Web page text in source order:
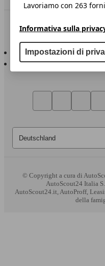
AutoScout24 per iOS
AutoScout24 per Android
© Copyright a cura di
AutoScout24 Italia
AutoScout24.it, AutoProff,
della
Lavoriamo con 263
Informativa sulla
Impostazioni di